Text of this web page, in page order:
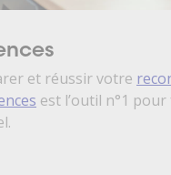
et réussir votre
est l’outil n°1